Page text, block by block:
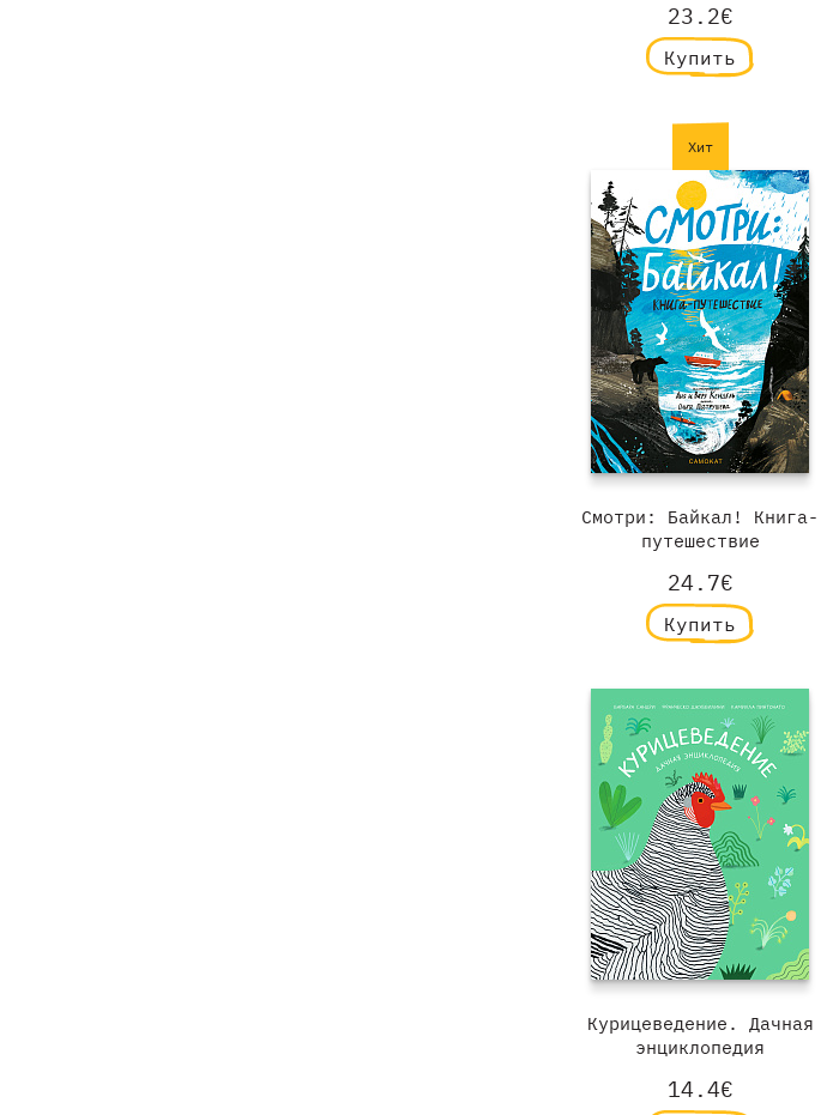
23.2€
Купить
Хит
Смотри: Байкал! Книга-
путешествие
24.7€
Купить
Курицеведение. Дачная
энциклопедия
14.4€